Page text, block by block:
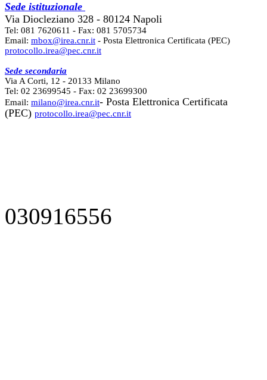
Sede istituzionale
Via Diocleziano 328 - 80124 Napoli
Tel: 081 7620611 - Fax: 081 5705734
Email: mbox@irea.cnr.it - Posta Elettronica Certificata (PEC)
protocollo.irea@pec.cnr.it
Sede secondaria
Via A Corti, 12 - 20133 Milano
Tel: 02 23699545 - Fax: 02 23699300
Email: milano@irea.cnr.it- Posta Elettronica Certificata
(PEC) protocollo.irea@pec.cnr.it
030916556